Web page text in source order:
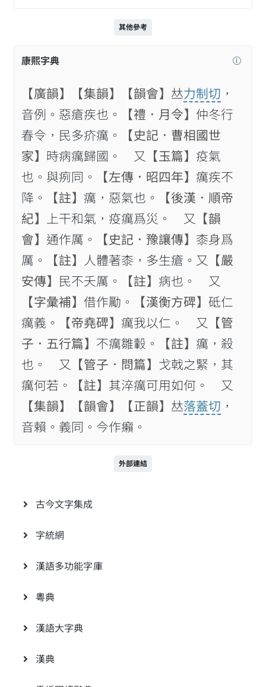
其他參考
康熙字典
【廣韻】 【集韻】 【韻會】 𠀤力制切 ，
音例。惡瘡疾也。
【禮．月令】 仲冬行
春令，民多疥癘。
【史記．曹相國世
家】 時病癘歸國。 又 【玉篇】 疫氣
也。與㾐同。
【左傳．昭四年】 癘疾不
降。
【註】 癘，惡氣也。
【後漢．順帝
紀】 上干和氣，疫癘爲災。 又
【韻
會】 通作厲。 【史記．豫讓傳】 桼身爲
厲。
【註】 人體著桼，多生瘡。又
【嚴
安傳】 民不夭厲。 【註】 病也。 又
【字彙補】 借作勵。 【漢衡方𥓓】 砥仁
癘義。
【帝堯𥓓】 癘我以仁。 又
【管
子．五行篇】 不癘雛轂。 【註】 癘，殺
也。 又
【管子．問篇】 戈戟之緊，其
癘何若。
【註】 其淬癘可用如何。 又
【集韻】
【韻會】 【正韻】 𠀤落蓋切 ，
音賴。義同。今作癩。
外部連結
古今文字集成
字統網
漢語多功能字庫
粵典
漢語大字典
漢典